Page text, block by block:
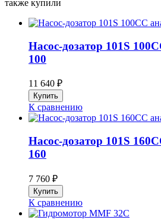
также купили
Насос-дозатор 101S
100
11 640 ₽
К сравнению
Насос-дозатор 101S
160
7 760 ₽
К сравнению